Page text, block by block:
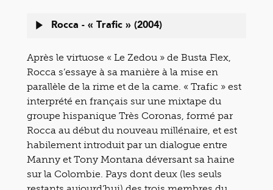
Rocca - « Trafic » (2004)
Après le virtuose « Le Zedou » de Busta Flex,
Rocca s’essaye à sa manière à la mise en
parallèle de la rime et de la came. « Trafic » est
interprété en français sur une mixtape du
groupe hispanique Très Coronas, formé par
Rocca au début du nouveau millénaire, et est
habilement introduit par un dialogue entre
Manny et Tony Montana déversant sa haine
sur la Colombie. Pays dont deux (les seuls